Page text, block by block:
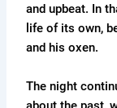
and upbeat. In
life of its own,
and his oxen.
The night